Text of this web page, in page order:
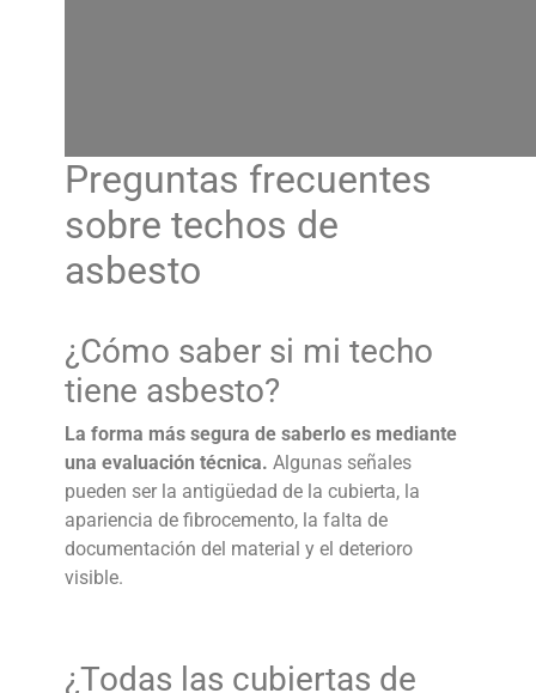
Preguntas frecuentes
sobre techos de
asbesto
¿Cómo saber si mi techo
tiene asbesto?
La forma más segura de saberlo es mediante
una evaluación técnica. Algunas señales
pueden ser la antigüedad de la cubierta, la
apariencia de fibrocemento, la falta de
documentación del material y el deterioro
visible.
¿Todas las cubiertas de